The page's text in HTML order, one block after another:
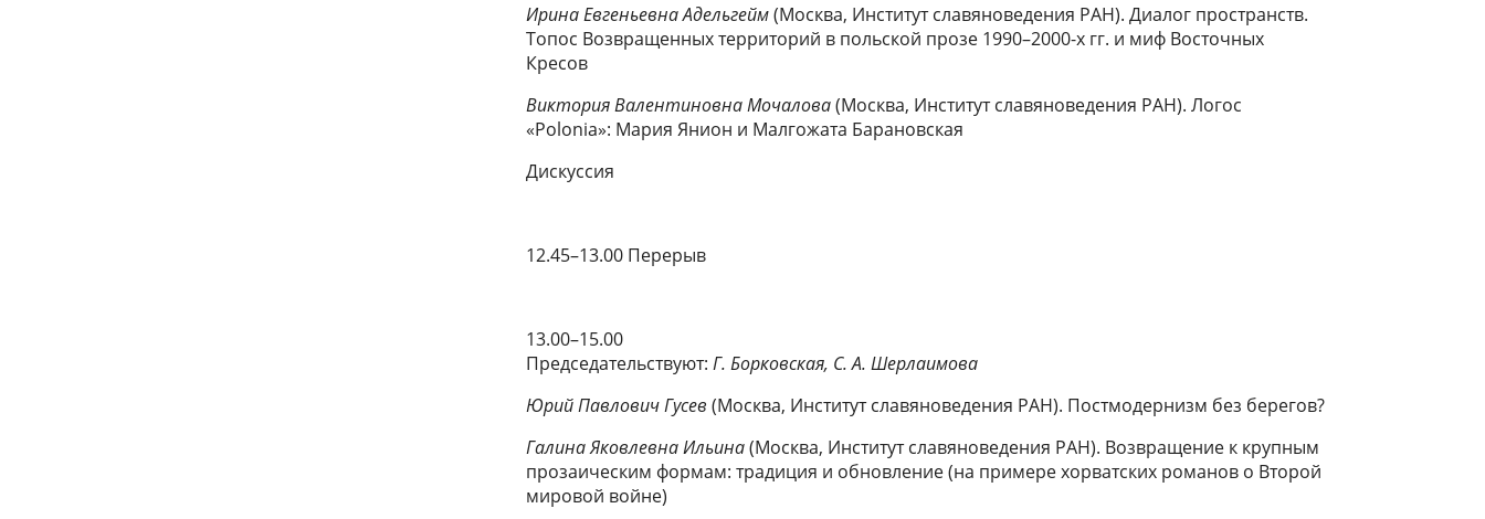
Ирина Евгеньевна Адельгейм(Москва, Институт славяноведения РАН). Диалог пространств.
Топос Возвращенных территорий в польской прозе 1990–2000-х гг. и миф Восточных
Кресов
Виктория Валентиновна Мочалова(Москва, Институт славяноведения РАН). Логос
«Polonia»: Мария Янион и Малгожата Барановская
Дискуссия
12.45–13.00 Перерыв
13.00–15.00
Председательствуют: Г. Борковская, С. А. Шерлаимова
Юрий Павлович Гусев (Москва, Институт славяноведения РАН). Постмодернизм без берегов?
Галина Яковлевна Ильина(Москва, Институт славяноведения РАН). Возвращение к крупным
прозаическим формам: традиция и обновление (на примере хорватских романов о Второй
мировой войне)